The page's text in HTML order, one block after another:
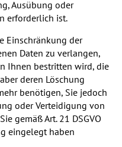
Ausübung oder
erforderlich ist.
Einschränkung der
Daten zu verlangen,
Ihnen bestritten wird, die
deren Löschung
benötigen, Sie jedoch
oder Verteidigung von
gemäß Art. 21 DSGVO
eingelegt haben